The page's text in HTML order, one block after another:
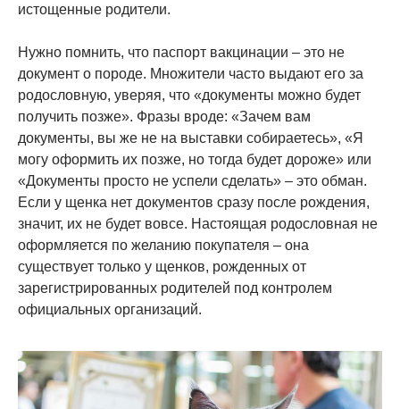
истощенные родители.
Нужно помнить, что паспорт вакцинации – это не
документ о породе. Множители часто выдают его за
родословную, уверяя, что «документы можно будет
получить позже». Фразы вроде: «Зачем вам
документы, вы же не на выставки собираетесь», «Я
могу оформить их позже, но тогда будет дороже» или
«Документы просто не успели сделать» – это обман.
Если у щенка нет документов сразу после рождения,
значит, их не будет вовсе. Настоящая родословная не
оформляется по желанию покупателя – она
существует только у щенков, рожденных от
зарегистрированных родителей под контролем
официальных организаций.